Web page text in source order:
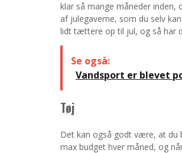
klar så mange måneder
af julegaverne, som du selv
lidt tættere op til jul, og så har
Se også:
Vandsport er blevet
Tøj
Det kan også godt være, at
max budget hver måned, og